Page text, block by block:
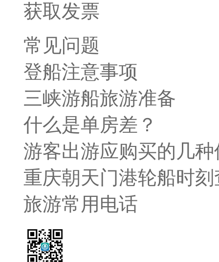
获取发票
常见问题
登船注意事项
三峡游船旅游准备
什么是单房差？
游客出游应购买的几种
重庆朝天门港轮船时
旅游常用电话